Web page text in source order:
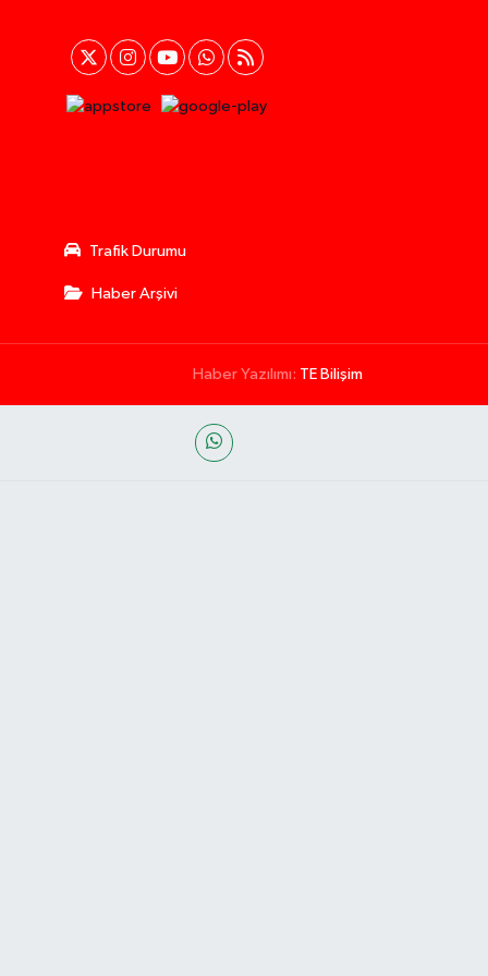
Trafik Durumu
Haber Arşivi
Haber Yazılımı: TE Bilişim